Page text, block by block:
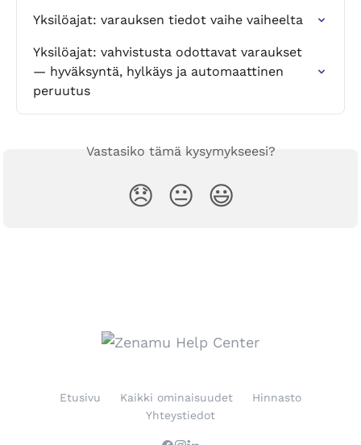
Yksilöajat: varauksen tiedot vaihe vaiheelta
Yksilöajat: vahvistusta odottavat varaukset
— hyväksyntä, hylkäys ja automaattinen
peruutus
Vastasiko tämä kysymykseesi?
😞 😐 😃
Etusivu Kaikki ominaisuudet
Hinnasto
Yhteystiedot